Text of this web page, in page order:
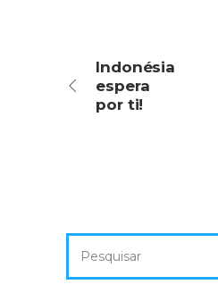
Indonésia
espera
por ti!
por: